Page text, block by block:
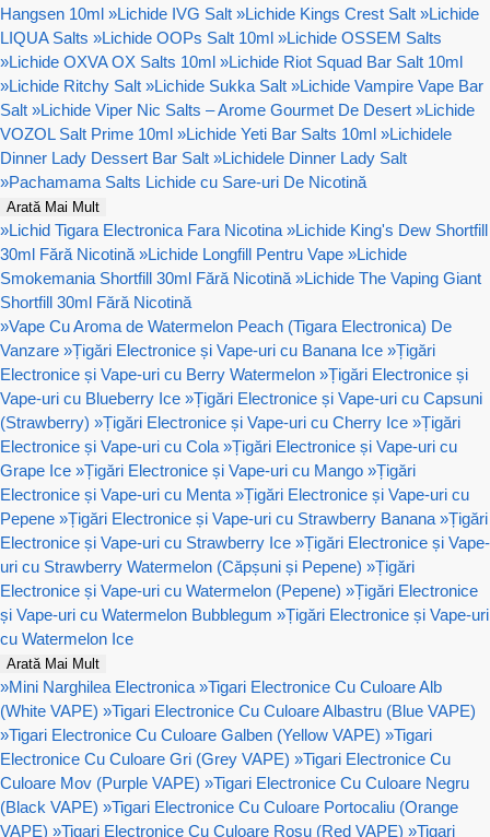
Hangsen 10ml »Lichide IVG Salt »Lichide Kings Crest Salt »Lichide
LIQUA Salts »Lichide OOPs Salt 10ml »Lichide OSSEM Salts
»Lichide OXVA OX Salts 10ml »Lichide Riot Squad Bar Salt 10ml
»Lichide Ritchy Salt »Lichide Sukka Salt »Lichide Vampire Vape Bar
Salt »Lichide Viper Nic Salts – Arome Gourmet De Desert »Lichide
VOZOL Salt Prime 10ml »Lichide Yeti Bar Salts 10ml »Lichidele
Dinner Lady Dessert Bar Salt »Lichidele Dinner Lady Salt
»Pachamama Salts Lichide cu Sare-uri De Nicotină
Arată Mai Mult
»Lichid Tigara Electronica Fara Nicotina »Lichide King's Dew Shortfill
30ml Fără Nicotină »Lichide Longfill Pentru Vape »Lichide
Smokemania Shortfill 30ml Fără Nicotină »Lichide The Vaping Giant
Shortfill 30ml Fără Nicotină
»Vape Cu Aroma de Watermelon Peach (Tigara Electronica) De
Vanzare »Țigări Electronice și Vape-uri cu Banana Ice »Țigări
Electronice și Vape-uri cu Berry Watermelon »Țigări Electronice și
Vape-uri cu Blueberry Ice »Țigări Electronice și Vape-uri cu Capsuni
(Strawberry) »Țigări Electronice și Vape-uri cu Cherry Ice »Țigări
Electronice și Vape-uri cu Cola »Țigări Electronice și Vape-uri cu
Grape Ice »Țigări Electronice și Vape-uri cu Mango »Țigări
Electronice și Vape-uri cu Menta »Țigări Electronice și Vape-uri cu
Pepene »Țigări Electronice și Vape-uri cu Strawberry Banana »Țigări
Electronice și Vape-uri cu Strawberry Ice »Țigări Electronice și Vape-
uri cu Strawberry Watermelon (Căpșuni și Pepene) »Țigări
Electronice și Vape-uri cu Watermelon (Pepene) »Țigări Electronice
și Vape-uri cu Watermelon Bubblegum »Țigări Electronice și Vape-uri
cu Watermelon Ice
Arată Mai Mult
»Mini Narghilea Electronica »Tigari Electronice Cu Culoare Alb
(White VAPE) »Tigari Electronice Cu Culoare Albastru (Blue VAPE)
»Tigari Electronice Cu Culoare Galben (Yellow VAPE) »Tigari
Electronice Cu Culoare Gri (Grey VAPE) »Tigari Electronice Cu
Culoare Mov (Purple VAPE) »Tigari Electronice Cu Culoare Negru
(Black VAPE) »Tigari Electronice Cu Culoare Portocaliu (Orange
VAPE) »Tigari Electronice Cu Culoare Rosu (Red VAPE) »Tigari